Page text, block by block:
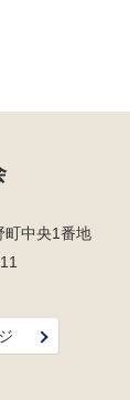
中央1番地